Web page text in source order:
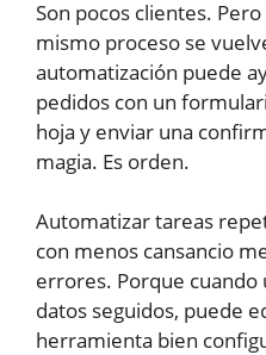
Son pocos clientes.
mismo proceso se
automatización puede
pedidos con un
hoja y enviar una
magia. Es orden.
Automatizar tareas
con menos cansancio
errores. Porque cuando
datos seguidos, puede
herramienta bien